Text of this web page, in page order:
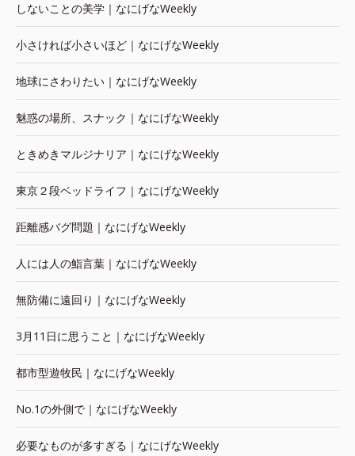
しないことの美学｜なにげなWeekly
小さければ小さいほど｜なにげなWeekly
地球にさわりたい｜なにげなWeekly
魅惑の場所、スナック｜なにげなWeekly
ときめきマルジナリア｜なにげなWeekly
東京２段ベッドライフ｜なにげなWeekly
距離感バグ問題｜なにげなWeekly
人には人の鮨言葉｜なにげなWeekly
無防備に遠回り｜なにげなWeekly
3月11日に思うこと｜なにげなWeekly
都市型遊牧民｜なにげなWeekly
No.1の外側で｜なにげなWeekly
必要なものが多すぎる｜なにげなWeekly